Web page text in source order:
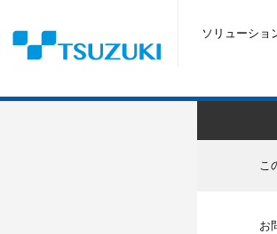
ソリューショ
こ
お